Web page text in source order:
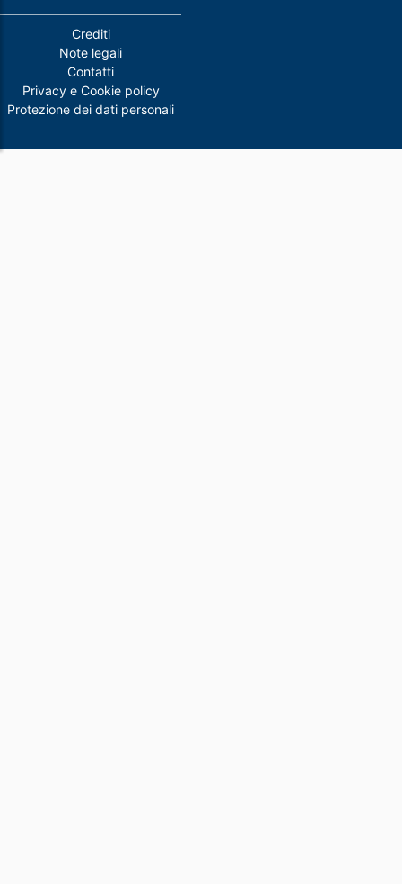
Piè di pagina
Crediti
Note legali
Contatti
Privacy e Cookie policy
Protezione dei dati personali